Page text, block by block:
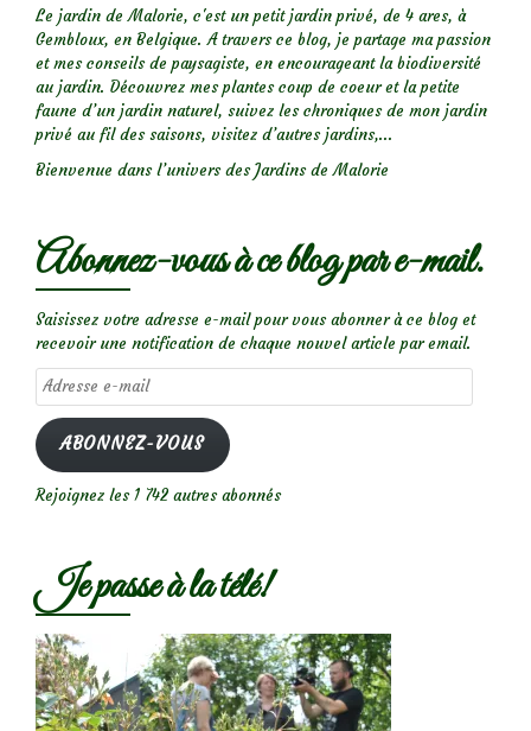
Le jardin de Malorie, c'est un petit jardin privé, de 4 ares, à
Gembloux, en Belgique. A travers ce blog, je partage ma passion
et mes conseils de paysagiste, en encourageant la biodiversité
au jardin. Découvrez mes plantes coup de coeur et la petite
faune d’un jardin naturel, suivez les chroniques de mon jardin
privé au fil des saisons, visitez d’autres jardins,...
Bienvenue dans l’univers des Jardins de Malorie
Abonnez-vous à ce blog par e-mail.
Saisissez votre adresse e-mail pour vous abonner à ce blog et
recevoir une notification de chaque nouvel article par email.
Adresse
e-
mail
ABONNEZ-VOUS
Rejoignez les 1 742 autres abonnés
Je passe à la télé!